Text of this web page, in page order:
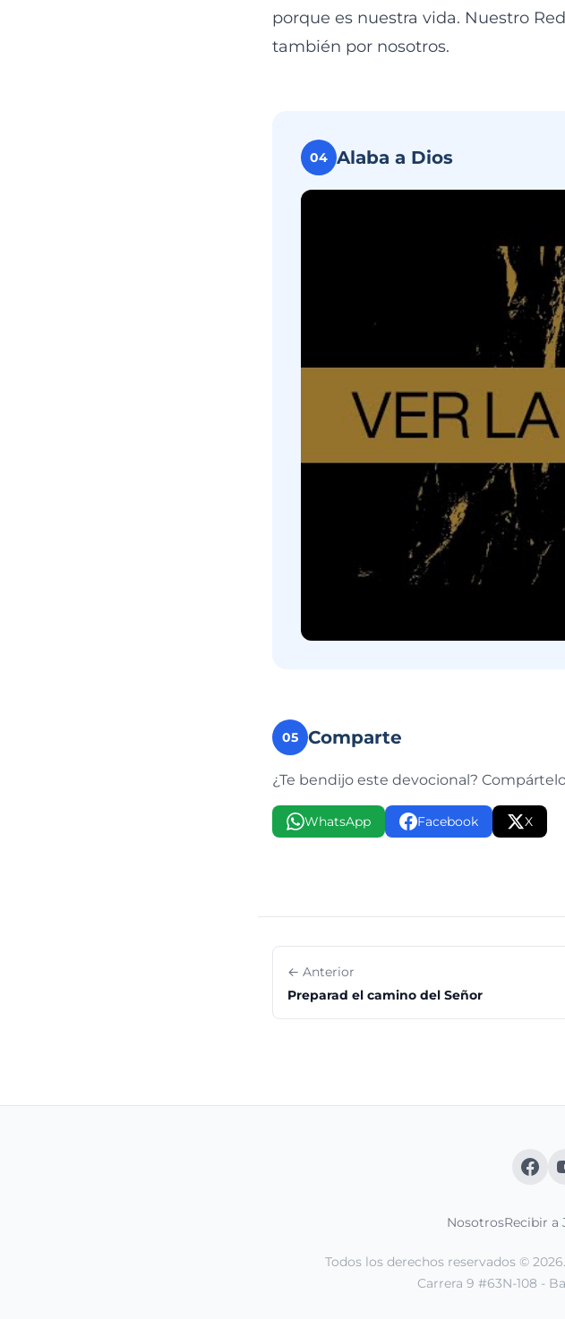
porque es nuestra vida. Nuestro
también por nosotros.
04 Alaba a Dios
05 Comparte
¿Te bendijo este devocional?
WhatsApp Facebook X
← Anterior
Preparad el camino del Señor
NosotrosRecibir a
Todos los derechos reservados ©
Carrera 9 #63N-108 -